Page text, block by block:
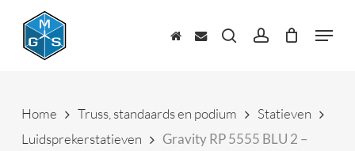
content
zoekenaccount Menu
Home Truss, standaards en podium
Statieven
Luidsprekerstatieven
Gravity RP 5555 BLU 2 –